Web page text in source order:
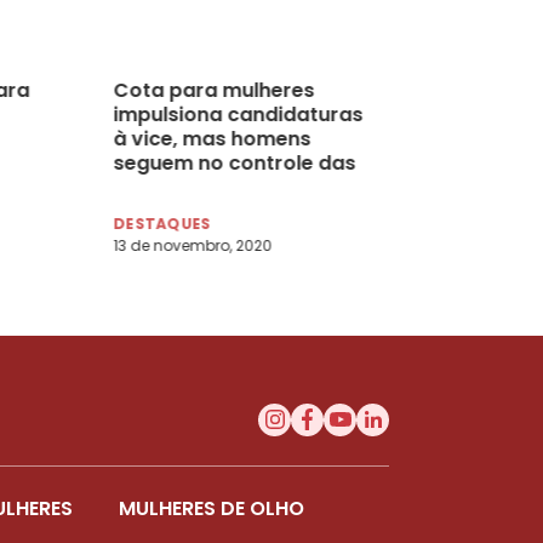
Cota para mulheres
impulsiona candidaturas
à vice, mas homens
seguem no controle das
DESTAQUES
13 de novembro, 2020
MULHERES DE OLHO